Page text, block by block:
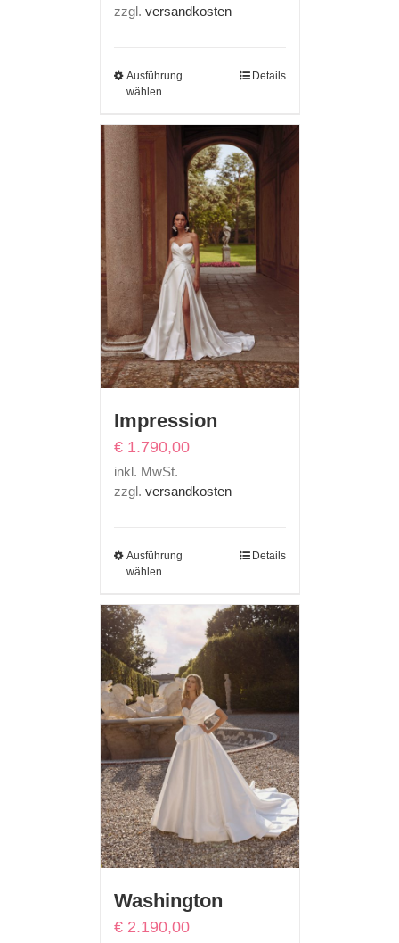
zzgl. versandkosten
Ausführung
wählen
Details
Impression
€1.790,00
inkl. MwSt.
zzgl. versandkosten
Ausführung
wählen
Details
Washington
€2.190,00